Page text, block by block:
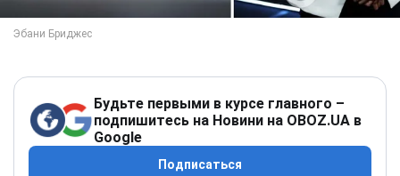
Будьте первыми в курсе главного –
подпишитесь на Новини на OBOZ.UA в
Google
Подписаться